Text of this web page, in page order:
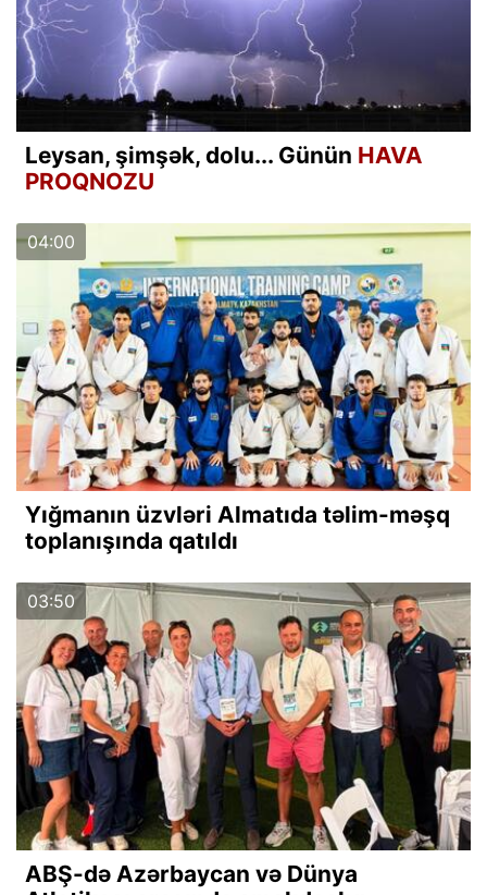
Leysan, şimşək, dolu... Günün HAVA
PROQNOZU
04:00
Yığmanın üzvləri Almatıda təlim-məşq
toplanışında qatıldı
03:50
ABŞ-də Azərbaycan və Dünya